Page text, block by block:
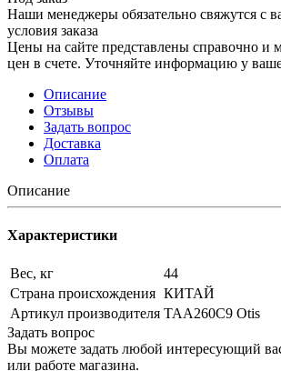
Наши менеджеры обязательно свяжутся с
условия заказа
Цены на сайте представлены справочно и
цен в счете. Уточняйте информацию у
Описание
Отзывы
Задать вопрос
Доставка
Оплата
Описание
Характеристики
Вес, кг
44
Страна происхождения КИТАЙ
Артикул производителя TAA260C9 Otis
Задать вопрос
Вы можете задать любой интересующий
или работе магазина.